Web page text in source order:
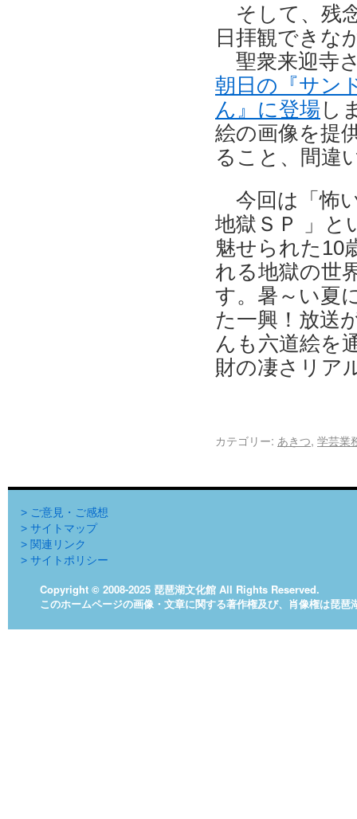
そして、残
日拝観できな
聖衆来迎寺
朝日の『サン
ん』に登場 し
絵の画像を提
ること、間違
今回は「怖
地獄ＳＰ 」と
魅せられた10
れる地獄の世
す。暑～い夏
た一興！放送
んも六道絵を
財の凄さリア
カテゴリー: あきつ, 学芸業
> ご意見・ご感想
> サイトマップ
> 関連リンク
> サイトポリシー
Copyright © 2008-2025 琵琶湖文化館 All Rights Reserved.
このホームページの画像・文章に関する著作権及び、肖像権は琵